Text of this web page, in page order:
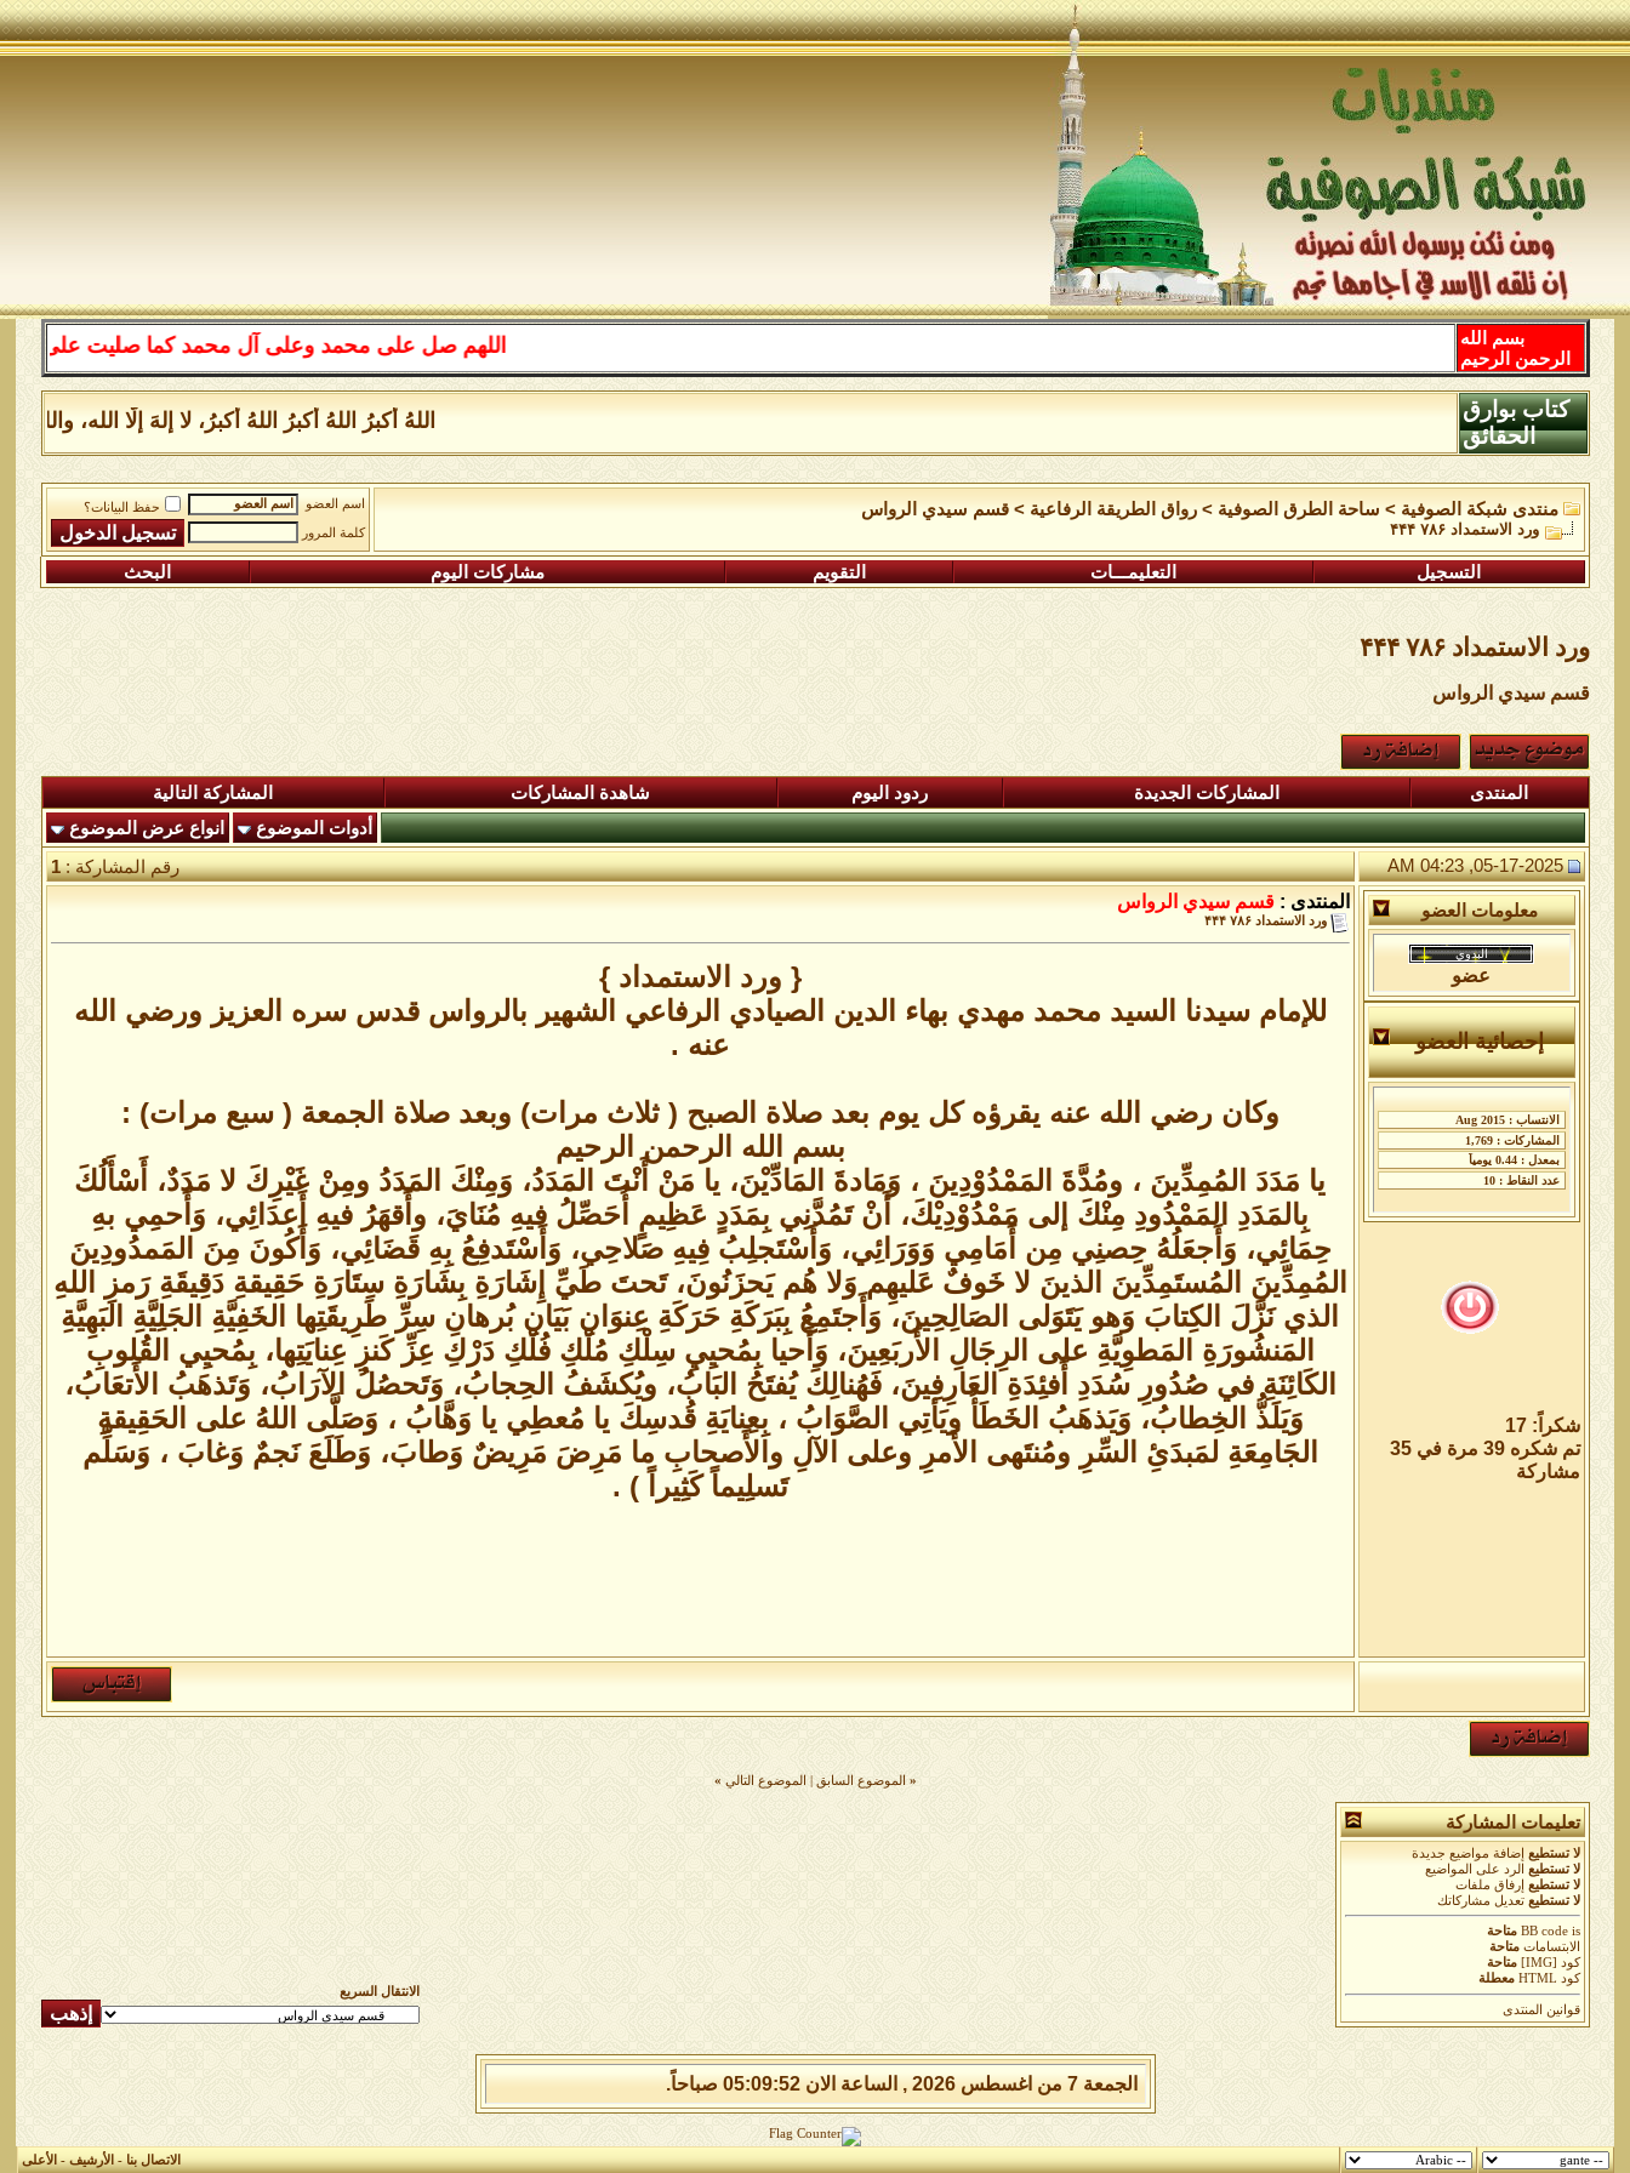
اللهم صل على محمد وعلى آل محمد كما صليت على إبراهيم
بسم الله
الرحمن الرحيم
اللهُ أكبرُ اللهُ أكبرُ اللهُ أكبرُ، لا إلهَ إلَّا الله،
كتاب بوارق
الحقائق
منتدى شبكة الصوفية > ساحة الطرق الصوفية >رواق الطريقة الرفاعية >قسم سيدي الرواس
ورد الاستمداد ۷۸۶ ۴۴۴
اسم العضو
حفظ البيانات؟
كلمة المرور
التسجيل التعليمـــات التقويم مشاركات اليوم البحث
ورد الاستمداد ۷۸۶ ۴۴۴
قسم سيدي الرواس
المنتدى المشاركات الجديدة ردود اليوم شاهدة المشاركات
المشاركة التالية
أدوات الموضوع
انواع عرض الموضوع
05-17-2025, 04:23 AM
رقم المشاركة :1
معلومات العضو
عضو
إحصائية العضو
شكراً: 17
تم شكره 39 مرة في 35
مشاركة
المنتدى : قسم سيدي الرواس
ورد الاستمداد ۷۸۶ ۴۴۴
{ ورد الاستمداد }
للإمام سيدنا السيد محمد مهدي بهاء الدين الصيادي الرفاعي الشهير بالرواس قدس سره العزيز ورضي الله
عنه .
وكان رضي الله عنه يقرؤه كل يوم بعد صلاة الصبح ( ثلاث مرات) وبعد صلاة الجمعة ( سبع مرات) :
بسم الله الرحمن الرحيم
يا مَدَدَ المُمِدِّينَ ، ومُدَّةَ المَمْدُوْدِينَ ، وَمَادةَ المَادِّيْنَ، يا مَنْ أَنْتَ المَدَدُ، وَمِنْكَ المَدَدُ ومِنْ غَيْرِكَ لا مَدَدٌ، أَسْأَلُكَ
بِالمَدَدِ المَمْدُودِ مِنْكَ إلى مَمْدُوْدِيْكَ، أَنْ تَمُدَّنِي بِمَدَدٍ عَظِيمٍ أُحَصِّلُ فيهِ مُنَايَ، وأَقهَرُ فيهِ أَعدَائِي، وَأَحمِي بهِ
حِمَائِي، وَأَجعَلُهُ حِصنِي مِن أَمَامِي وَوَرَائِي، وَأَسْتَجلِبُ فِيهِ صَلاحِي، وَأَسْتَدفِعُ بِهِ قَضَائِي، وَأَكُونَ مِنَ المَمدُودِينَ
المُمِدِّينَ المُستَمِدِّينَ الذينَ لا خَوفٌ عَليهِم وَلا هُم يَحزَنُونَ، تَحتَ طَيِّ إِشَارَةِ بِشَارَةِ سِتَارَةِ حَقِيقةِ دَقِيقَةِ رَمزِ اللهِ
الذي نَزَّلَ الكِتابَ وَهو يَتَوَلى الصَالِحِينَ، وَأَجتَمِعُ بِبَرَكَةِ حَرَكَةِ عِنوَانِ بَيَانِ بُرهانِ سِرِّ طَرِيقَتِها الخَفِيَّةِ الجَلِيَّةِ البَهِيَّةِ
المَنشُورَةِ المَطوِيَّةِ على الرِجَالِ الأَربَعِينَ، وَأَحيا بِمُحيِيِ سِلْكِ مُلْكِ فُلْكِ دَرْكِ عِزِّ كَنزِ عِنايَتِها، بِمُحيِي القُلوبِ
الكَائِنَةِ في صُدُورِ سُدَدِ أَفئِدَةِ العَارِفِينَ، فَهُنالِكَ يُفتَحُ البَابُ، ويُكشَفُ الحِجابُ، وَتَحصُلُ الآرَابُ، وَتَذهَبُ الأَتعَابُ،
وَيَلَذُّ الخِطابُ، وَيَذهَبُ الخَطَأُ ويَأتِي الصَّوَابُ ، بِعِنايَةِ قُدسِكَ يا مُعطِي يا وَهَّابُ ، وَصَلَّى اللهُ على الحَقِيقةِ
الجَامِعَةِ لمَبدَئِ السِّرِ ومُنتَهى الأَمرِ وعلى الآلِ والأَصحابِ ما مَرِضَ مَرِيضٌ وَطابَ، وَطَلَعَ نَجمٌ وَغابَ ، وَسَلِّم
تَسلِيماً كَثِيراً ) .
« الموضوع السابق الموضوع التالي »
تعليمات المشاركة
لا تستطيع
إضافة مواضيع جديدة
لا تستطيع
الرد على المواضيع
لا تستطيع
إرفاق ملفات
لا تستطيع تعديل مشاركاتك
BB codeis
متاحة
الابتسامات متاحة
كود [IMG]
متاحة
كود HTML
معطلة
قوانين المنتدى
الانتقال السريع
الجمعة 7 من اغسطس 2026 , الساعة الان 05:09:52 صباحاً.
الاتصال بنا-الأرشيف-الأعلى